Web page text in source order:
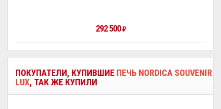
292 500₽
ПОКУПАТЕЛИ, КУПИВШИЕ ПЕЧЬ NORDICA SOUVENIR
LUX, ТАК ЖЕ КУПИЛИ